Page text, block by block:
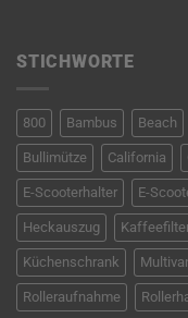
STICHWORTE
800 Bambus Beach
Bullimütze California
E-Scooterhalter E-
Heckauszug
Küchenschrank
Rolleraufnahme